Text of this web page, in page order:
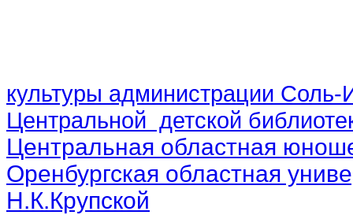
культуры администрации Соль-
Центральной детской
Центральная областная
Оренбургская областная
Н.К.Крупской